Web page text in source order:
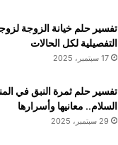
تفسير حلم خيانة الزوجة
التفصيلية لكل الحالات
17 سبتمبر، 2025
تفسير حلم ثمرة النبق في
السلام.. معانيها وأسرارها
29 سبتمبر، 2025